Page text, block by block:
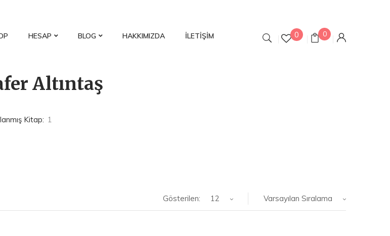
HESAP BLOG HAKKIMIZDA İLETIŞIM 0 0
Altıntaş
Kitap: 1
Varsayılan Sıralama
Gösterilen: 12